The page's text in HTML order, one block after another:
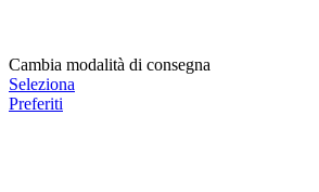
Cambia modalità di consegna
Seleziona
Preferiti